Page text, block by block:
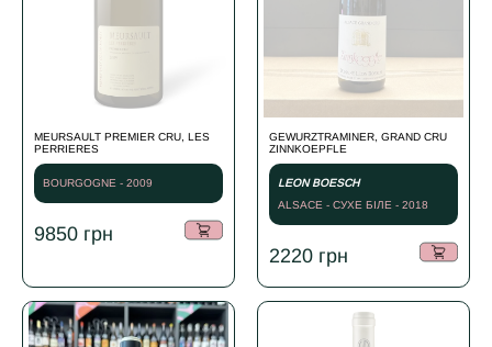
MEURSAULT PREMIER CRU, LES
PERRIERES
BOURGOGNE - 2009
9850 грн
GEWURZTRAMINER, GRAND CRU
ZINNKOEPFLE
LEON BOESCH
ALSACE - СУХЕ БІЛЕ - 2018
2220 грн